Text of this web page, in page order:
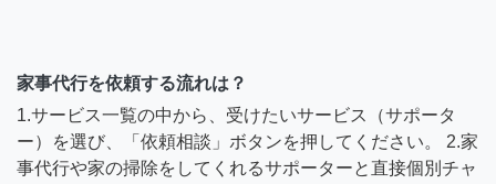
家事代行を依頼する流れは？
1.サービス一覧の中から、受けたいサービス（サポータ
ー）を選び、「依頼相談」ボタンを押してください。 2.家
事代行や家の掃除をしてくれるサポーターと直接個別チャ